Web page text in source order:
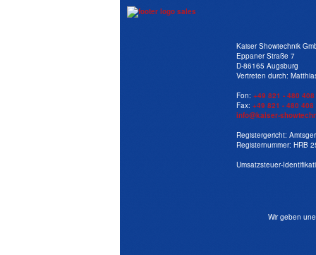
Kaiser Showtechnik
Eppaner Straße​ 7
D-86165 ​Augsburg
Vertreten durch:
Fon: +49 821 - 480 408
Fax: +49 821 - 480 408
info@kaiser-
Registergericht:
Registernummer: HRB
Umsatzsteuer-
Wir geben